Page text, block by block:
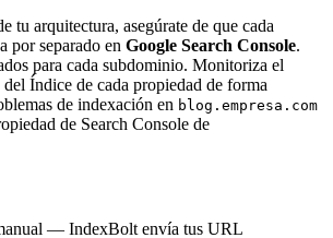
tu arquitectura, asegúrate de que cada
por separado en Google Search Console.
para cada subdominio. Monitoriza el
Índice de cada propiedad de forma
de indexación en blog.empresa.com
de Search Console de
— IndexBolt envía tus URL